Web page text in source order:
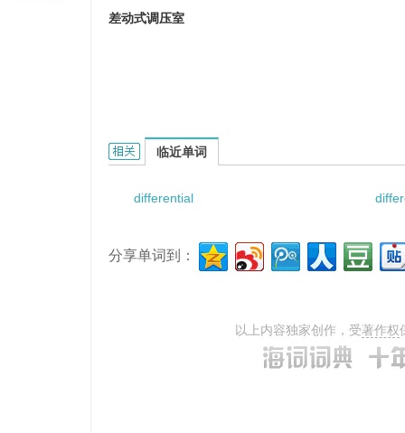
差动式调压室
differential surge chamber的相关资料：
临近单词
differential
分享单词到：
以上内容独家创作，受著作权